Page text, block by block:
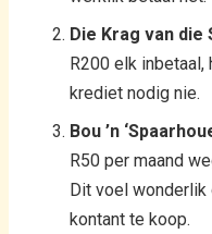
Die Krag van die
R200 elk inbetaal,
krediet nodig nie.
Bou ’n
R50 per maand
Dit voel
kontant te koop.